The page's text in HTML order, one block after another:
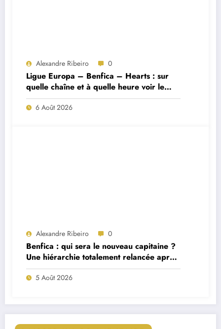
Alexandre Ribeiro 0
Ligue Europa – Benfica – Hearts : sur
quelle chaîne et à quelle heure voir le
match ?
6 Août 2026
Alexandre Ribeiro 0
Benfica : qui sera le nouveau capitaine ?
Une hiérarchie totalement relancée après
deux départs majeurs
5 Août 2026